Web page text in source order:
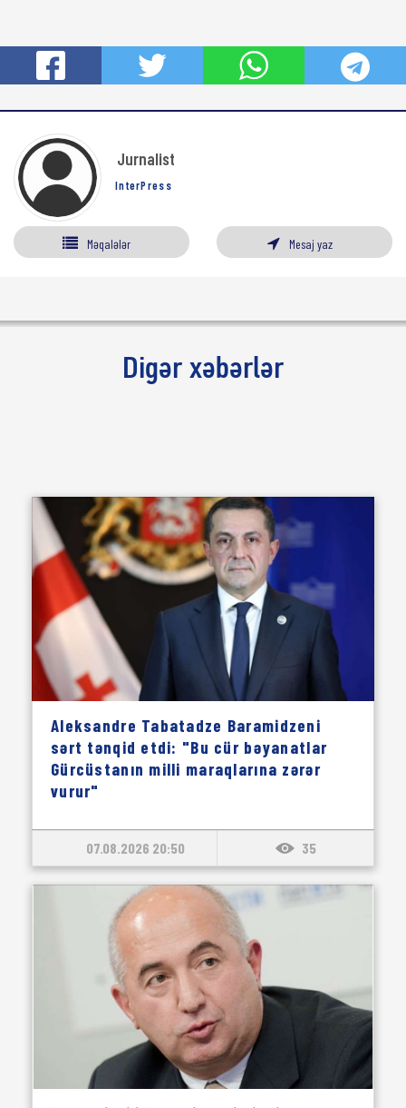
Jurnalist
InterPress
Məqalələr Mesaj yaz
Digər xəbərlər
Aleksandre Tabatadze Baramidzeni
sərt tənqid etdi: "Bu cür bəyanatlar
Gürcüstanın milli maraqlarına zərər
vurur"
07.08.2026 20:50 35